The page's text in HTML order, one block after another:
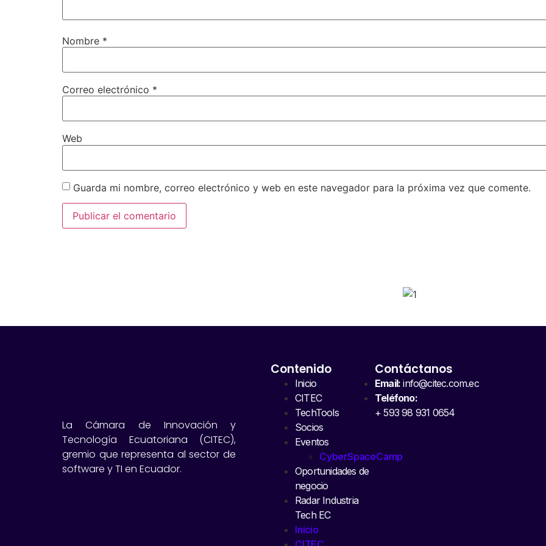
Nombre *
Correo electrónico *
Web
Guarda mi nombre, correo electrónico y web en este navegador para la próxima vez que comente.
La Cámara de Innovación y
Tecnología Ecuatoriana (CITEC),
gremio que representa al sector de
software y TI en Ecuador.
Contenido
Inicio
CITEC
TechTools
Socios
Eventos
CyberSpaceCamp
Oportunidades de
negocio
Radar Industria
Tech EC
Inicio
Contáctanos
Email: info@citec.com.ec
Teléfono:
+ 593 98 931 0654